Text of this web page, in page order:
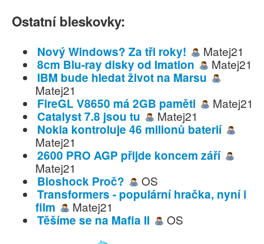
Ostatní bleskovky:
Nový Windows? Za tři roky! Matej21
8cm Blu-ray disky od Imation Matej21
IBM bude hledat život na Marsu
Matej21
FireGL V8650 má 2GB paměti Matej21
Catalyst 7.8 jsou tu Matej21
Nokia kontroluje 46 milionů baterií
Matej21
2600 PRO AGP přijde koncem září
Matej21
Bioshock Proč? OS
Transformers - populární hračka, nyní i
film Matej21
Těšíme se na Mafia II OS